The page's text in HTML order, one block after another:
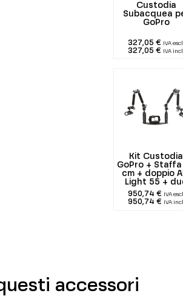
Custodia
Subacquea
GoPro
327,05 € IVA
327,05 € IVA
Kit Custodia
GoPro + Staffa
cm + doppio
Light 55 +
1300 lumen
950,74 € IVA
950,74 € IVA
accessori